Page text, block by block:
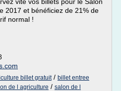
2017 et bénéficiez de 21% de
normal !
billet gratuit/ billet entree
de l agriculture / salon de l